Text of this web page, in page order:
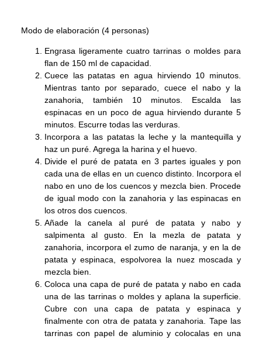
Modo de elaboración (4 personas)
Engrasa ligeramente cuatro tarrinas o moldes para
flan de 150 ml de capacidad.
Cuece las patatas en agua hirviendo 10 minutos.
Mientras tanto por separado, cuece el nabo y la
zanahoria, también 10 minutos. Escalda las
espinacas en un poco de agua hirviendo durante 5
minutos. Escurre todas las verduras.
Incorpora a las patatas la leche y la mantequilla y
haz un puré. Agrega la harina y el huevo.
Divide el puré de patata en 3 partes iguales y pon
cada una de ellas en un cuenco distinto. Incorpora el
nabo en uno de los cuencos y mezcla bien. Procede
de igual modo con la zanahoria y las espinacas en
los otros dos cuencos.
Añade la canela al puré de patata y nabo y
salpimenta al gusto. En la mezla de patata y
zanahoria, incorpora el zumo de naranja, y en la de
patata y espinaca, espolvorea la nuez moscada y
mezcla bien.
Coloca una capa de puré de patata y nabo en cada
una de las tarrinas o moldes y aplana la superficie.
Cubre con una capa de patata y espinaca y
finalmente con otra de patata y zanahoria. Tape las
tarrinas con papel de aluminio y colocalas en una